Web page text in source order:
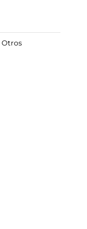
Otros